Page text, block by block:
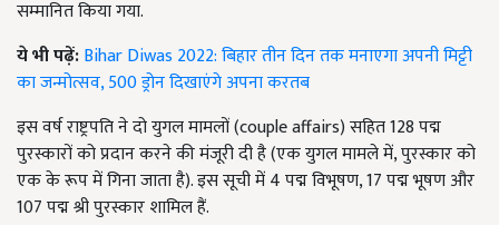
सम्मानित किया गया.
ये भी पढ़ें:Bihar Diwas 2022: बिहार तीन दिन तक मनाएगा अपनी मिट्टी
का जन्मोत्सव, 500 ड्रोन दिखाएंगे अपना करतब
इस वर्ष राष्ट्रपति ने दो युगल मामलों (couple affairs) सहित 128 पद्म
पुरस्कारों को प्रदान करने की मंजूरी दी है (एक युगल मामले में, पुरस्कार को
एक के रूप में गिना जाता है). इस सूची में 4 पद्म विभूषण, 17 पद्म भूषण और
107 पद्म श्री पुरस्कार शामिल हैं.